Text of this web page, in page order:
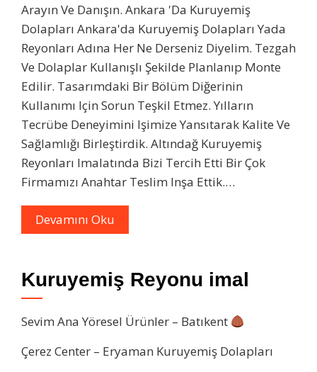
Arayın Ve Danışın. Ankara 'da Kuruyemiş
Dolapları Ankara'da Kuruyemiş Dolapları Yada
Reyonları Adına Her Ne Derseniz Diyelim. Tezgah
Ve Dolaplar Kullanışlı Şekilde Planlanıp Monte
Edilir. Tasarımdaki Bir Bölüm Diğerinin
Kullanımı Için Sorun Teşkil Etmez. Yılların
Tecrübe Deneyimini Işimize Yansıtarak Kalite Ve
Sağlamlığı Birleştirdik. Altındağ Kuruyemiş
Reyonları Imalatında Bizi Tercih Etti Bir Çok
Firmamızı Anahtar Teslim Inşa Ettik.…
Devamını Oku
Kuruyemiş Reyonu imal
Sevim Ana Yöresel Ürünler – Batıkent
Çerez Center – Eryaman Kuruyemiş Dolapları